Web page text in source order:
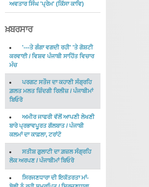
ਅਵਤਾਰ ਸਿੰਘ 'ਪ੍ਰੇਮ' (ਕਿੱਸਾ ਕਾਵਿ)
ਖ਼ਬਰਸਾਰ
'---ਤੇ ਗੰਗਾ ਵਗਦੀ ਰਹੀ' 'ਤੇ ਗੋਸ਼ਟੀ
ਕਰਵਾਈ/ਵਿਸ਼ਵ ਪੰਜਾਬੀ ਸਾਹਿੱਤ ਵਿਚਾਰ
ਮੰਚ
ਪਰਗਟ ਸਤੌਜ ਦਾ ਕਹਾਣੀ ਸੰਗ੍ਰਹਿ
ਗ਼ਲਤ ਮਲਤ ਜ਼ਿੰਦਗੀ ਰਿਲੀਜ਼/ ਪੰਜਾਬੀਮਾਂ
ਬਿਓਰੋ
ਅਮੀਰ ਜਾਫਰੀ ਵੱਲੋਂ ਆਪਣੀ ਲੇਖਣੀ
ਬਾਰੇ ਪ੍ਰਭਾਵਪੂਰਤ ਗੱਲਬਾਤ/ਪੰਜਾਬੀ
ਕਲਮਾਂ ਦਾ ਕਾਫ਼ਲਾ, ਟਰਾਂਟੋ
ਸਤੀਸ਼ ਗੁਲਾਟੀ ਦਾ ਗ਼ਜ਼ਲ ਸੰਗ੍ਰਹਿ
ਲੋਕ ਅਰਪਣ/ ਪੰਜਾਬੀਮਾਂ ਬਿਓਰੋ
ਸਿਰਜਣਧਾਰਾ ਦੀ ਇਕੱਤਰਤਾ ਮਾਂ-